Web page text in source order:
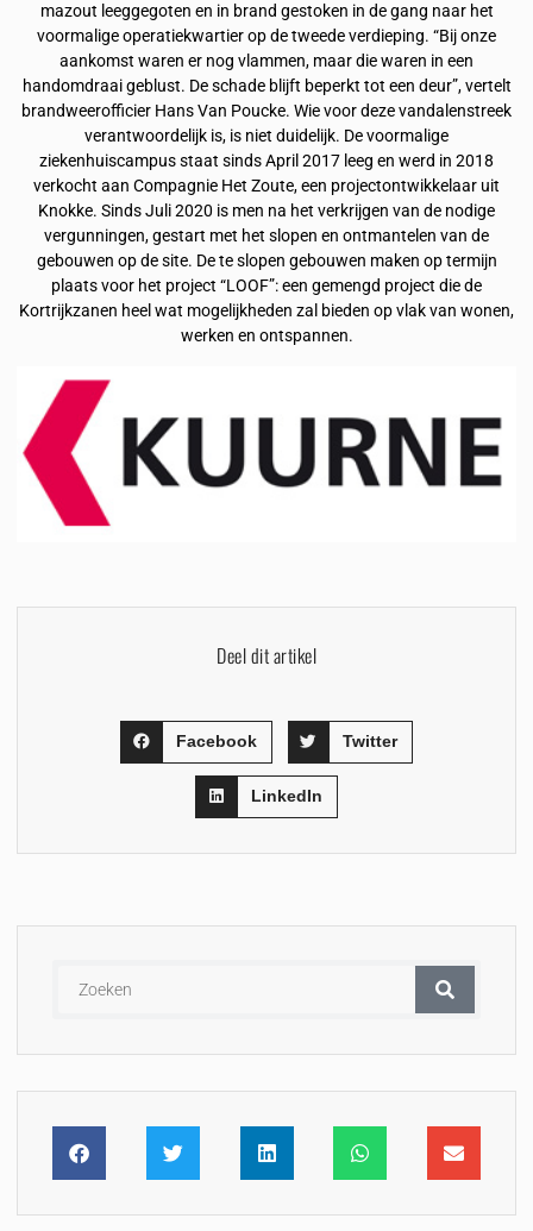
mazout leeggegoten en in brand gestoken in de gang naar het
voormalige operatiekwartier op de tweede verdieping. “Bij onze
aankomst waren er nog vlammen, maar die waren in een
handomdraai geblust. De schade blijft beperkt tot een deur”, vertelt
brandweerofficier Hans Van Poucke. Wie voor deze vandalenstreek
verantwoordelijk is, is niet duidelijk. De voormalige
ziekenhuiscampus staat sinds April 2017 leeg en werd in 2018
verkocht aan Compagnie Het Zoute, een projectontwikkelaar uit
Knokke. Sinds Juli 2020 is men na het verkrijgen van de nodige
vergunningen, gestart met het slopen en ontmantelen van de
gebouwen op de site. De te slopen gebouwen maken op termijn
plaats voor het project “LOOF”: een gemengd project die de
Kortrijkzanen heel wat mogelijkheden zal bieden op vlak van wonen,
werken en ontspannen.
Deel dit artikel
Facebook Twitter
LinkedIn